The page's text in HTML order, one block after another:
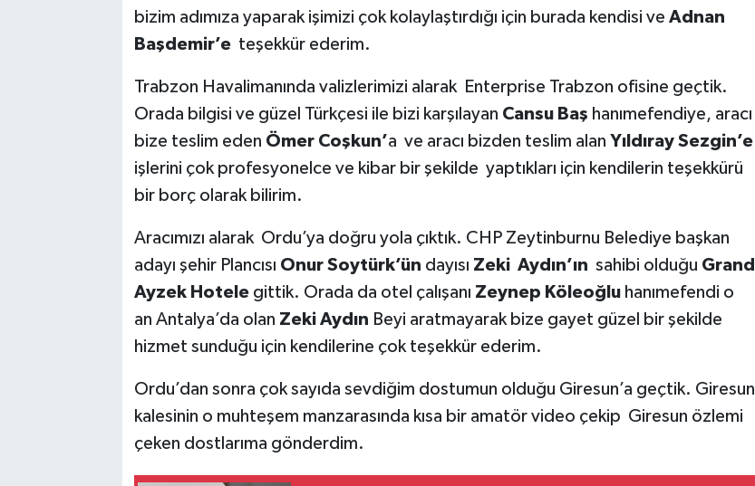
bizim adımıza yaparak işimizi çok kolaylaştırdığı için burada kendisi ve Adnan
Başdemir’eteşekkür ederim.
Trabzon Havalimanında valizlerimizi alarak Enterprise Trabzon ofisine geçtik.
Orada bilgisi ve güzel Türkçesi ile bizi karşılayan Cansu Baş hanımefendiye, aracı
bize teslim eden Ömer Coşkun’a ve aracı bizden teslim alan Yıldıray Sezgin’e
işlerini çok profesyonelce ve kibar bir şekilde yaptıkları için kendilerin teşekkürü
bir borç olarak bilirim.
Aracımızı alarak Ordu’ya doğru yola çıktık. CHP Zeytinburnu Belediye başkan
adayı şehir Plancısı Onur Soytürk’ün dayısı Zeki Aydın’ın sahibi olduğu Grand
Ayzek Hotelegittik. Orada da otel çalışanı Zeynep Köleoğluhanımefendi o
an Antalya’da olan Zeki Aydın Beyi aratmayarak bize gayet güzel bir şekilde
hizmet sunduğu için kendilerine çok teşekkür ederim.
Ordu’dan sonra çok sayıda sevdiğim dostumun olduğu Giresun’a geçtik. Giresun
kalesinin o muhteşem manzarasında kısa bir amatör video çekip Giresun özlemi
çeken dostlarıma gönderdim.